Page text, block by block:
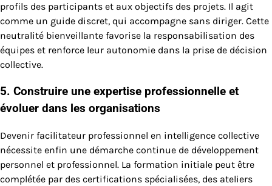
profils des participants et aux objectifs des projets. Il agit
comme un guide discret, qui accompagne sans diriger. Cette
neutralité bienveillante favorise la responsabilisation des
équipes et renforce leur autonomie dans la prise de décision
collective.
5. Construire une expertise professionnelle et
évoluer dans les organisations
Devenir facilitateur professionnel en intelligence collective
nécessite enfin une démarche continue de développement
personnel et professionnel. La formation initiale peut être
complétée par des certifications spécialisées, des ateliers